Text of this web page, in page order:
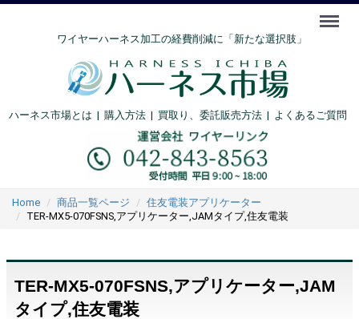
ワイヤーハーネス加工の経費削減に「新たな選択肢」
ハーネス市場とは | 購入方法| 買取り、委託販売方法 | よくあるご質問
Menu
Home 商品一覧ページ
住友電装アプリケーター
TER-MX5-070FSNS,アプリケーター,JAMタイプ,住友電装
TER-MX5-070FSNS,アプリケーター,JAM
タイプ,住友電装